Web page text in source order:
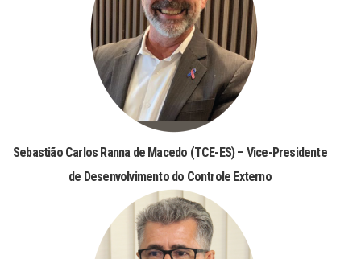
Sebastião Carlos Ranna de Macedo (TCE-ES) – Vice-Presidente
de Desenvolvimento do Controle Externo